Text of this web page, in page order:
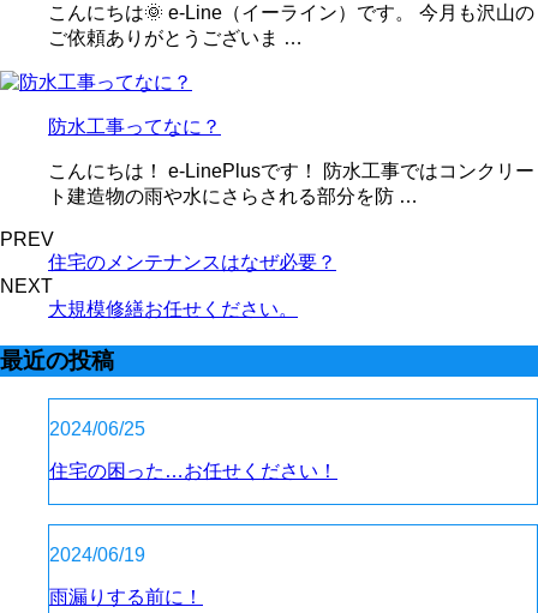
こんにちは🌞 e-Line（イーライン）です。 今月も沢山の
ご依頼ありがとうございま …
防水工事ってなに？
こんにちは！ e-LinePlusです！ 防水工事ではコンクリー
ト建造物の雨や水にさらされる部分を防 …
PREV
住宅のメンテナンスはなぜ必要？
NEXT
大規模修繕お任せください。
最近の投稿
2024/06/25
住宅の困った…お任せください！
2024/06/19
雨漏りする前に！